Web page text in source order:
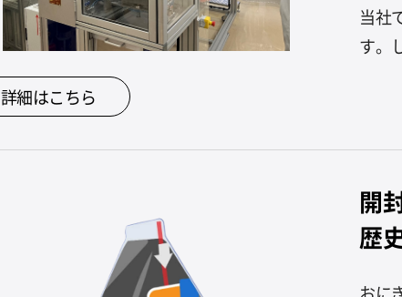
当社
す。
詳細はこちら
開
歴